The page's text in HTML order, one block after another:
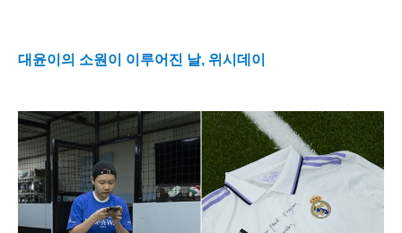
대윤이의 소원이 이루어진 날, 위시데이